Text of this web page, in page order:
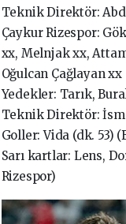
Teknik Direktör:
Çaykur Rizespor:
xx, Melnjak xx,
Oğulcan Çağlayan xx
Yedekler: Tarık,
Teknik Direktör:
Goller: Vida (dk. 53)
Sarı kartlar: Lens,
Rizespor)